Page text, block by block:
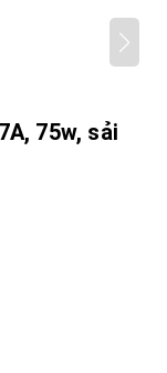
75w, sải